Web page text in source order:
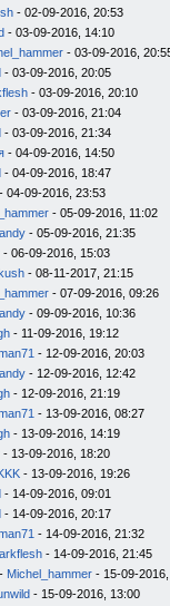
- 02-09-2016, 20:53
- 03-09-2016, 14:10
- 03-09-2016,
- 03-09-2016, 20:05
- 03-09-2016, 20:10
- 03-09-2016, 21:04
- 03-09-2016, 21:34
- 04-09-2016, 14:50
- 04-09-2016, 18:47
- 04-09-2016, 23:53
- 05-09-2016, 11:02
- 05-09-2016, 21:35
- 06-09-2016, 15:03
- 08-11-2017, 21:15
- 07-09-2016, 09:26
- 09-09-2016, 10:36
- 11-09-2016, 19:12
- 12-09-2016, 20:03
- 12-09-2016, 12:42
- 12-09-2016, 21:19
- 13-09-2016, 08:27
- 13-09-2016, 14:19
- 13-09-2016, 18:20
- 13-09-2016, 19:26
- 14-09-2016, 09:01
- 14-09-2016, 20:17
- 14-09-2016, 21:32
- 14-09-2016, 21:45
- Michel_hammer - 15-09-
- 15-09-2016, 13:00